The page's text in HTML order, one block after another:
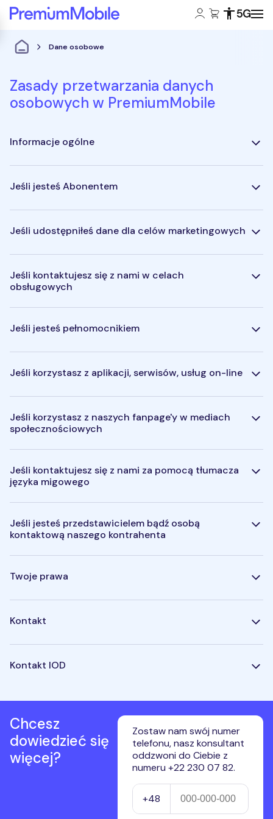
Powróć do strony głównej Konto klienta:
Koszyk:Zasięg
Dane osobowe
Zasady przetwarzania danych
osobowych w PremiumMobile
Informacje ogólne
Jeśli jesteś Abonentem
Jeśli udostępniłeś dane dla celów marketingowych
Jeśli kontaktujesz się z nami w celach
obsługowych
Jeśli jesteś pełnomocnikiem
Jeśli korzystasz z aplikacji, serwisów, usług on-line
Jeśli korzystasz z naszych fanpage'y w mediach
społecznościowych
Jeśli kontaktujesz się z nami za pomocą tłumacza
języka migowego
Jeśli jesteś przedstawicielem bądź osobą
kontaktową naszego kontrahenta
Twoje prawa
Kontakt
Kontakt IOD
Chcesz
dowiedzieć się
więcej?
Zostaw nam swój numer
telefonu, nasz konsultant
oddzwoni do Ciebie z
numeru +22 230 07 82.
Numer telefonu
+48